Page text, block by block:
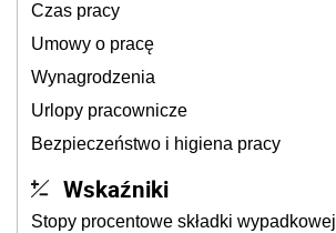
Czas pracy
Umowy o pracę
Wynagrodzenia
Urlopy pracownicze
Bezpieczeństwo i higiena pracy
Wskaźniki
Stopy procentowe składki wypadkowej